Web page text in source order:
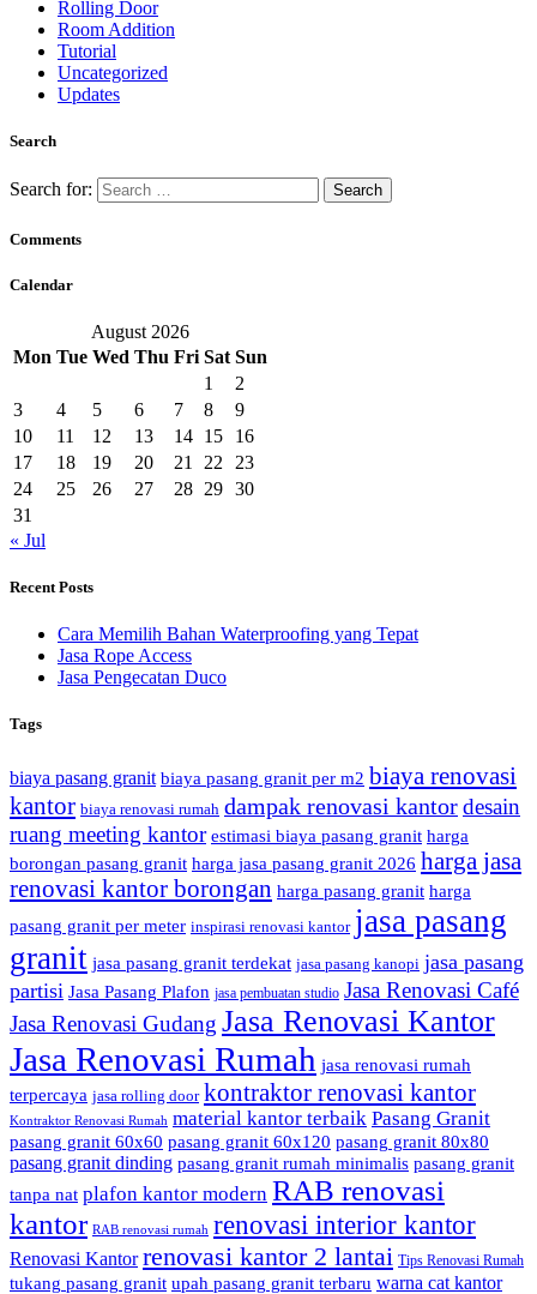
Rolling Door
Room Addition
Tutorial
Uncategorized
Updates
Search
Search for:
Comments
Calendar
August 2026
Mon Tue Wed Thu Fri Sat Sun
1
2
3
4 5 6 7 8
9
10
11 12 13 14 15
16
17
18 19 20 21 22
23
24
25 26 27 28 29 30
31
« Jul
Recent Posts
Cara Memilih Bahan Waterproofing yang Tepat
Jasa Rope Access
Jasa Pengecatan Duco
Tags
biaya pasang granit biaya pasang granit per m2 biaya renovasi
kantor biaya renovasi rumah dampak renovasi kantordesain
ruang meeting kantor estimasi biaya pasang granit harga
borongan pasang granit harga jasa pasang granit 2026 harga jasa
renovasi kantor borongan harga pasang granit harga
pasang granit per meter inspirasi renovasi kantor jasa pasang
granit jasa pasang granit terdekat jasa pasang kanopi jasa pasang
partisi Jasa Pasang Plafon jasa pembuatan studio Jasa Renovasi Café
Jasa Renovasi Gudang Jasa Renovasi Kantor
Jasa Renovasi Rumah jasa renovasi rumah
terpercaya jasa rolling door kontraktor renovasi kantor
Kontraktor Renovasi Rumah material kantor terbaik Pasang Granit
pasang granit 60x60 pasang granit 60x120 pasang granit 80x80
pasang granit dinding pasang granit rumah minimalis pasang granit
tanpa nat plafon kantor modern RAB renovasi
kantor RAB renovasi rumah renovasi interior kantor
Renovasi Kantor renovasi kantor 2 lantai Tips Renovasi Rumah
tukang pasang granit upah pasang granit terbaru warna cat kantor